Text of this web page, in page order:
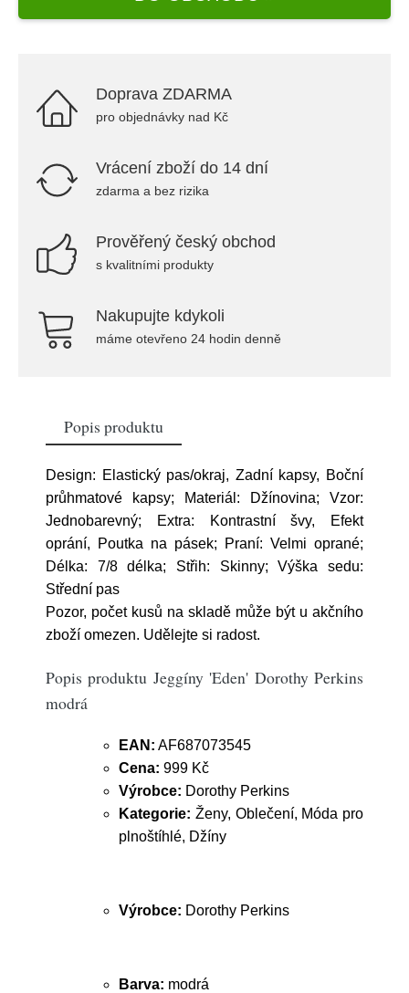
Doprava ZDARMA
pro objednávky nad Kč
Vrácení zboží do 14 dní
zdarma a bez rizika
Prověřený český obchod
s kvalitními produkty
Nakupujte kdykoli
máme otevřeno 24 hodin denně
Popis produktu
Design: Elastický pas/okraj, Zadní kapsy, Boční
průhmatové kapsy; Materiál: Džínovina; Vzor:
Jednobarevný; Extra: Kontrastní švy, Efekt
oprání, Poutka na pásek; Praní: Velmi oprané;
Délka: 7/8 délka; Střih: Skinny; Výška sedu:
Střední pas
Pozor, počet kusů na skladě může být u akčního
zboží omezen. Udělejte si radost.
Popis produktu Jeggíny 'Eden' Dorothy Perkins
modrá
EAN: AF687073545
Cena: 999 Kč
Výrobce: Dorothy Perkins
Kategorie: Ženy, Oblečení, Móda pro
plnoštíhlé, Džíny
Výrobce: Dorothy Perkins
Barva: modrá